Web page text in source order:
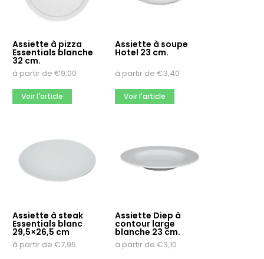
Assiette à pizza
Essentials blanche
32 cm.
à partir de €9,00
Voir l'article
Assiette à soupe
Hotel 23 cm.
à partir de€3,40
Voir l'article
Assiette à steak
Essentials blanc
29,5×26,5 cm
à partir de €7,95
Assiette Diep à
contour large
blanche 23 cm.
à partir de€3,10